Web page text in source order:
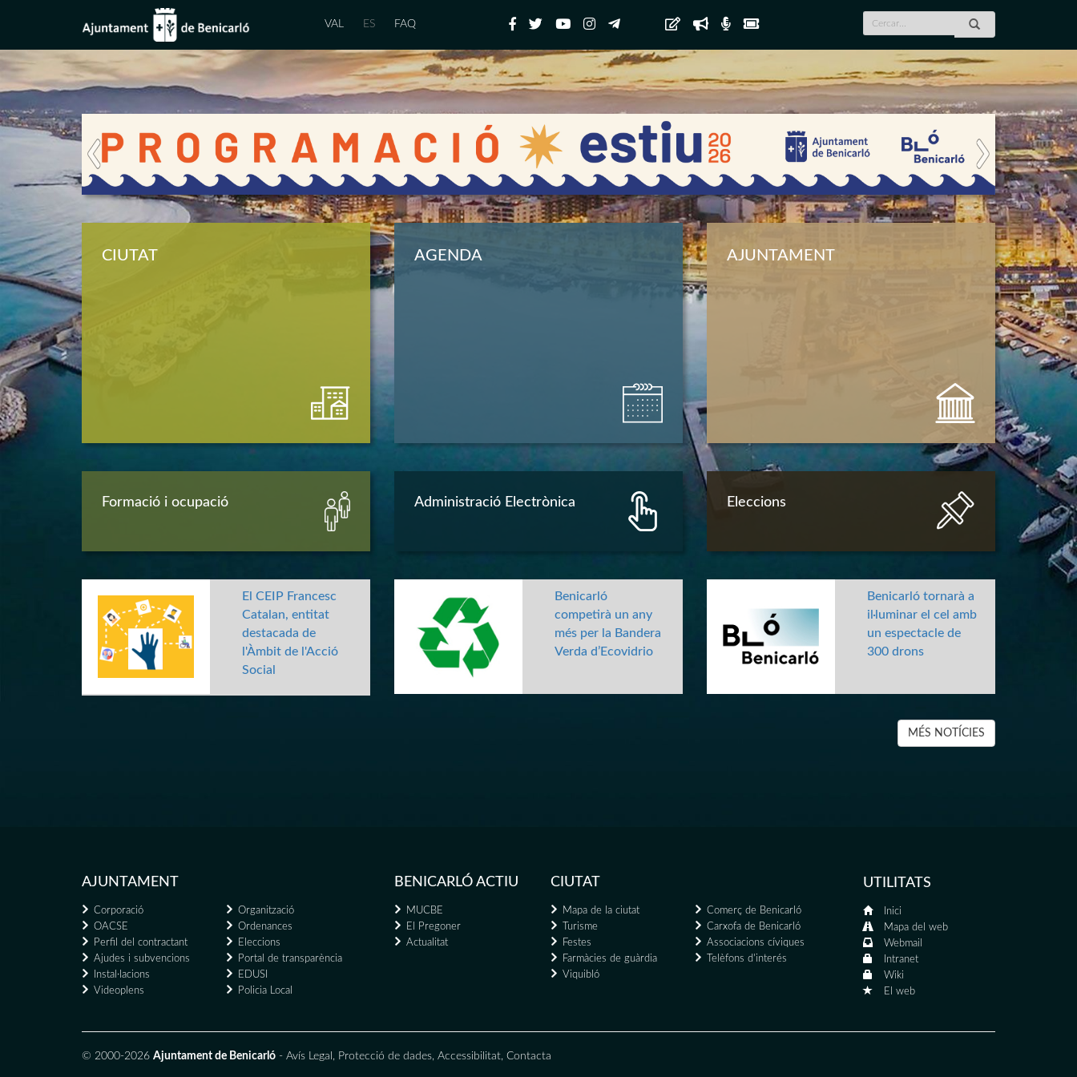
VAL ES FAQ
Previous Next
CIUTAT AGENDA AJUNTAMENT
Formació i ocupació Administració Electrònica Eleccions
El CEIP Francesc
Catalan, entitat
destacada de
l'Àmbit de l'Acció
Social
Benicarló
competirà un any
més per la Bandera
Verda d’Ecovidrio
Benicarló tornarà a
il·luminar el cel amb
un espectacle de
300 drons
MÉS NOTÍCIES
AJUNTAMENT
Corporació
Organització
OACSE
Ordenances
Perfil del contractant
Eleccions
Ajudes i subvencions
Portal de transparència
Instal·lacions
EDUSI
Videoplens
Policia Local
BENICARLÓ ACTIU
MUCBE
El Pregoner
Actualitat
CIUTAT
Mapa de la ciutat
Comerç de Benicarló
Turisme
Carxofa de Benicarló
Festes
Associacions cíviques
Farmàcies de guàrdia
Telèfons d'interés
Viquibló
UTILITATS
Inici
Mapa del web
Webmail
Intranet
Wiki
El web
© 2000-2026 Ajuntament de Benicarló - Avís Legal , Protecció de dades, Accessibilitat, Contacta